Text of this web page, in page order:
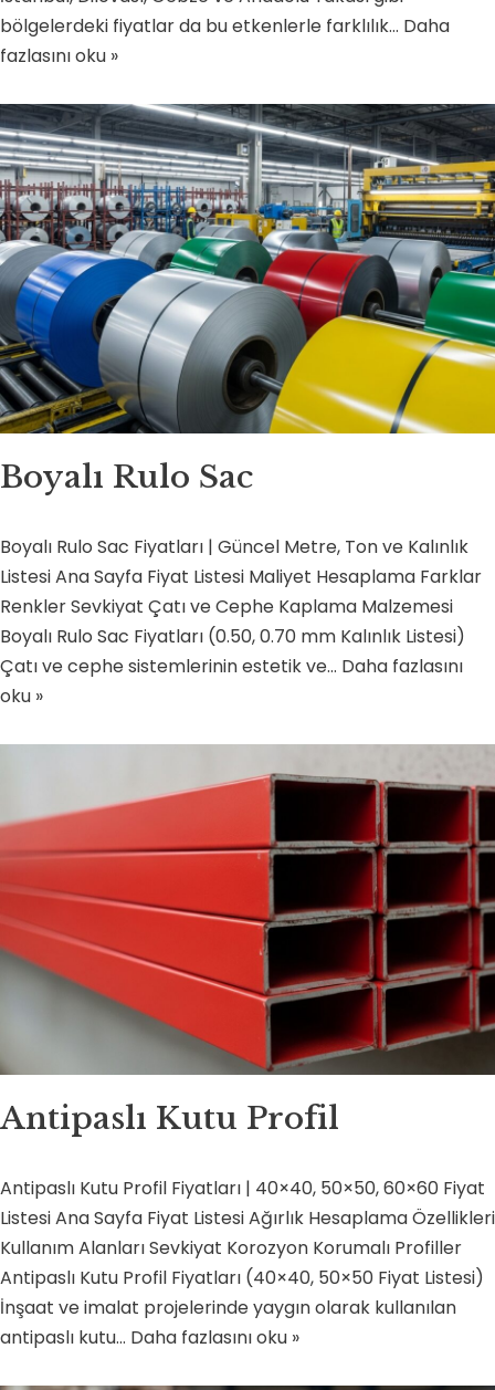
bölgelerdeki fiyatlar da bu etkenlerle farklılık… Daha
fazlasını oku »
Boyalı Rulo Sac
Boyalı Rulo Sac Fiyatları | Güncel Metre, Ton ve Kalınlık
Listesi Ana Sayfa Fiyat Listesi Maliyet Hesaplama Farklar
Renkler Sevkiyat Çatı ve Cephe Kaplama Malzemesi
Boyalı Rulo Sac Fiyatları (0.50, 0.70 mm Kalınlık Listesi)
Çatı ve cephe sistemlerinin estetik ve… Daha fazlasını
oku »
Antipaslı Kutu Profil
Antipaslı Kutu Profil Fiyatları | 40×40, 50×50, 60×60 Fiyat
Listesi Ana Sayfa Fiyat Listesi Ağırlık Hesaplama Özellikleri
Kullanım Alanları Sevkiyat Korozyon Korumalı Profiller
Antipaslı Kutu Profil Fiyatları (40×40, 50×50 Fiyat Listesi)
İnşaat ve imalat projelerinde yaygın olarak kullanılan
antipaslı kutu… Daha fazlasını oku »